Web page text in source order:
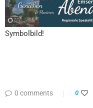
Symbolbild!
0 comments 0